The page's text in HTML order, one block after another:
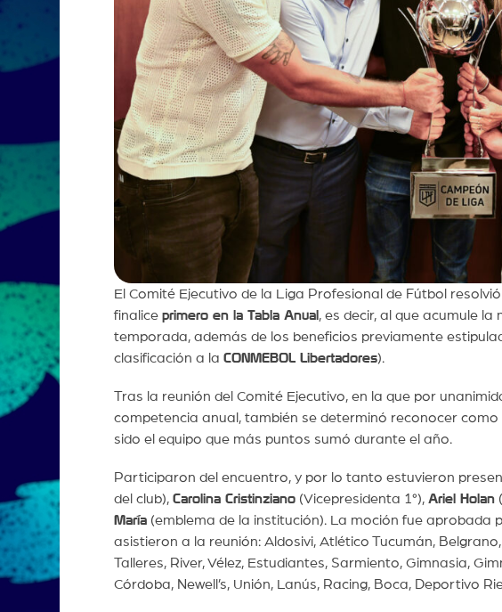
El Comité Ejecutivo de la Liga Profesional de Fútbol
finalice primero en la Tabla Anual , es decir, al que acumule
temporada, además de los beneficios previamente
clasificación a la CONMEBOL Libertadores).
Tras la reunión del Comité Ejecutivo, en la que por
competencia anual, también se determinó reconocer como
sido el equipo que más puntos sumó durante el año.
Participaron del encuentro, y por lo tanto estuvieron
del club), Carolina Cristinziano(Vicepresidenta 1°), Ariel Holan
María(emblema de la institución). La moción fue aprobada
asistieron a la reunión: Aldosivi, Atlético Tucumán,
Talleres, River, Vélez, Estudiantes, Sarmiento, Gimnasia,
Córdoba, Newell’s, Unión, Lanús, Racing, Boca, Deportivo